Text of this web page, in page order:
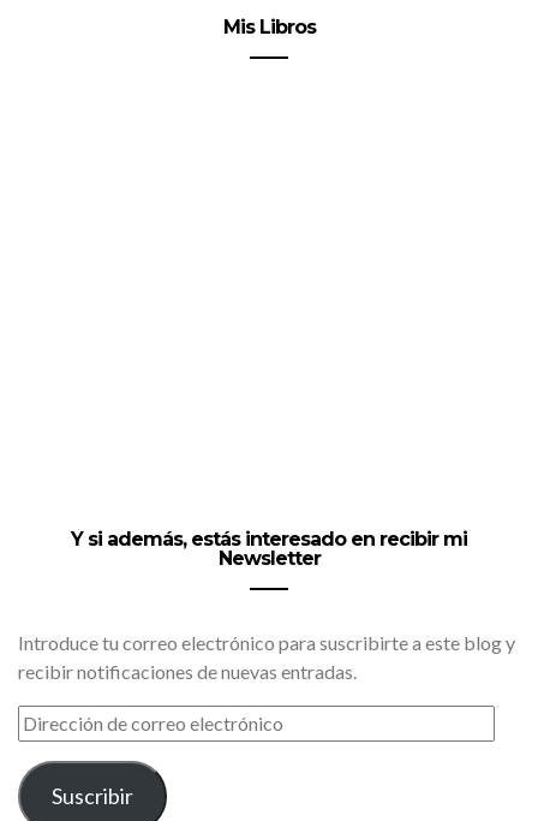
Mis Libros
Y si además, estás interesado en recibir mi
Newsletter
Introduce tu correo electrónico para suscribirte a este blog y
recibir notificaciones de nuevas entradas.
DIRECCIÓN
DE
CORREO
ELECTRÓNICO
Suscribir